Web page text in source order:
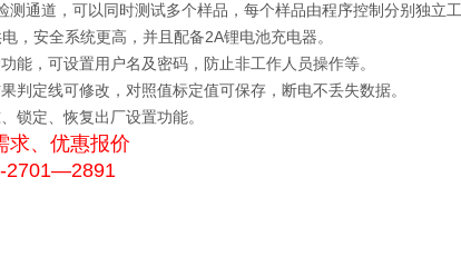
通道，可以同时测试多个样品，每个样品由程序控制分别独立
，安全系统更高，并且配备2A锂电池充电器。
能，可设置用户名及密码，防止非工作人员操作等。
判定线可修改，对照值标定值可保存，断电不丢失数据。
锁定、恢复出厂设置功能。
求、优惠报价
2701—2891